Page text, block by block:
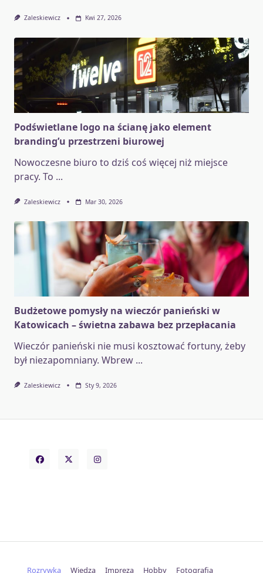
Zaleskiewicz Kwi 27, 2026
Podświetlane logo na ścianę jako element
branding’u przestrzeni biurowej
Nowoczesne biuro to dziś coś więcej niż miejsce
pracy. To ...
Zaleskiewicz Mar 30, 2026
Budżetowe pomysły na wieczór panieński w
Katowicach – świetna zabawa bez przepłacania
Wieczór panieński nie musi kosztować fortuny, żeby
był niezapomniany. Wbrew ...
Zaleskiewicz Sty 9, 2026
Rozrywka Wiedza Impreza Hobby Fotografia